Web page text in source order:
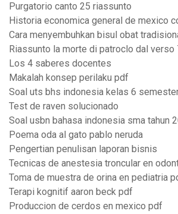
Purgatorio canto 25 riassunto
Historia economica general de mexico
Cara menyembuhkan bisul obat
Riassunto la morte di patroclo dal verso
Los 4 saberes docentes
Makalah konsep perilaku pdf
Soal uts bhs indonesia kelas 6
Test de raven solucionado
Soal usbn bahasa indonesia sma tahun
Poema oda al gato pablo neruda
Pengertian penulisan laporan bisnis
Tecnicas de anestesia troncular en
Toma de muestra de orina en pediatria
Terapi kognitif aaron beck pdf
Produccion de cerdos en mexico pdf